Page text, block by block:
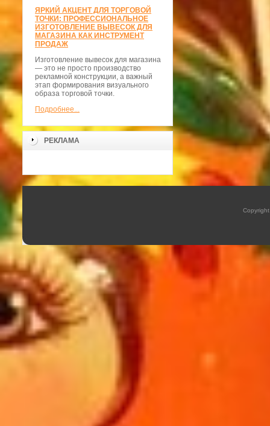
ЯРКИЙ АКЦЕНТ ДЛЯ ТОРГОВОЙ
ТОЧКИ: ПРОФЕССИОНАЛЬНОЕ
ИЗГОТОВЛЕНИЕ ВЫВЕСОК ДЛЯ
МАГАЗИНА КАК ИНСТРУМЕНТ
ПРОДАЖ
Изготовление вывесок для магазина
— это не просто производство
рекламной конструкции, а важный
этап формирования визуального
образа торговой точки.
Подробнее...
РЕКЛАМА